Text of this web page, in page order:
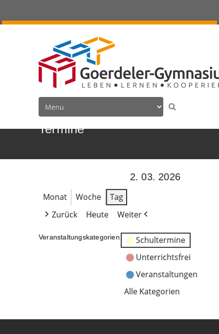
Termine
2. 03. 2026
Monat
Woche
Tag
Zurück
Heute Weiter
Veranstaltungskategorien
Schultermine
Unterrichtsfrei
Veranstaltungen
Alle Kategorien